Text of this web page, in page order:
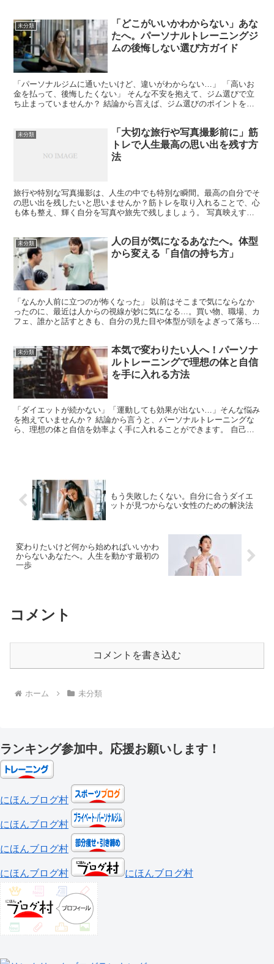
未分類
「どこがいいかわからない」あな
たへ。パーソナルトレーニングジ
ムの後悔しない選び方ガイド
「パーソナルジムに通いたいけど、違いがわからない…」 「高いお
金を払って、後悔したくない」 そんな不安を抱えて、ジム選びで立
ち止まっていませんか？ 結論から言えば、ジム選びのポイントを押
未分類
「大切な旅行や写真撮影前に」筋
トレで人生最高の思い出を残す方
法
旅行や特別な写真撮影は、人生の中でも特別な瞬間。最高の自分でそ
の思い出を残したいと思いませんか？筋トレを取り入れることで、心
も体も整え、輝く自分を写真や旅先で残しましょう。 写真映えする
未分類
人の目が気になるあなたへ。体型
から変える「自信の持ち方」
「なんか人前に立つのが怖くなった」 以前はそこまで気にならなか
ったのに、最近は人からの視線が妙に気になる…。買い物、職場、カ
フェ、誰かと話すときも、自分の見た目や体型が頭をよぎって落ち着
未分類
本気で変わりたい人へ！パーソナ
ルトレーニングで理想の体と自信
を手に入れる方法
「ダイエットが続かない」「運動しても効果が出ない…」そんな悩み
を抱えていませんか？ 結論から言うと、パーソナルトレーニングな
ら、理想の体と自信を効率よく手に入れることができます。 自己流
もう失敗したくない。自分に合うダイエ
ットが見つからない女性のための解決法
変わりたいけど何から始めればいいかわ
からないあなたへ。人生を動かす最初の
一歩
コメント
コメントを書き込む
ホーム 未分類
ランキング参加中。応援お願いします！
にほんブログ村
にほんブログ村
にほんブログ村
にほんブログ村 にほんブログ村